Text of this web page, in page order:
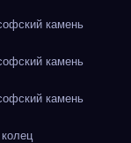
камень
камень
камень